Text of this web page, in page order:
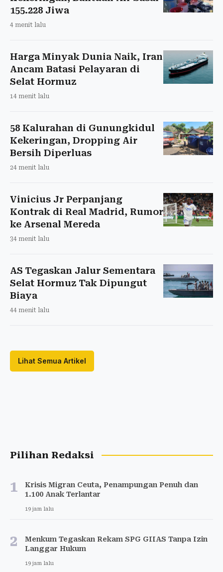
155.228 Jiwa
4 menit lalu
Harga Minyak Dunia Naik, Iran
Ancam Batasi Pelayaran di
Selat Hormuz
14 menit lalu
58 Kalurahan di Gunungkidul
Kekeringan, Dropping Air
Bersih Diperluas
24 menit lalu
Vinicius Jr Perpanjang
Kontrak di Real Madrid, Rumor
ke Arsenal Mereda
34 menit lalu
AS Tegaskan Jalur Sementara
Selat Hormuz Tak Dipungut
Biaya
44 menit lalu
Lihat Semua Artikel
Pilihan Redaksi
1
Krisis Migran Ceuta, Penampungan Penuh dan
1.100 Anak Terlantar
19 jam lalu
2
Menkum Tegaskan Rekam SPG GIIAS Tanpa Izin
Langgar Hukum
19 jam lalu